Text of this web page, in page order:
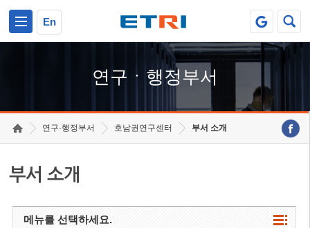
En
연구ㆍ행정부서
연구·행정부서 호남권연구센터 부서 소개
부서 소개
메뉴를 선택하세요.